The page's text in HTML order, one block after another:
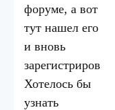
форуме, а вот
тут нашел его
и вновь
Хотелось бы
узнать